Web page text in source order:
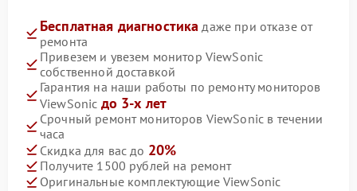
Бесплатная диагностика даже при отказе от
ремонта
Привезем и увезем монитор ViewSonic
собственной доставкой
Гарантия на наши работы по ремонту мониторов
ViewSonic до 3-х лет
Срочный ремонт мониторов ViewSonic в течении
часа
Скидка для вас до 20%
Получите 1500 рублей на ремонт
Оригинальные комплектующие ViewSonic